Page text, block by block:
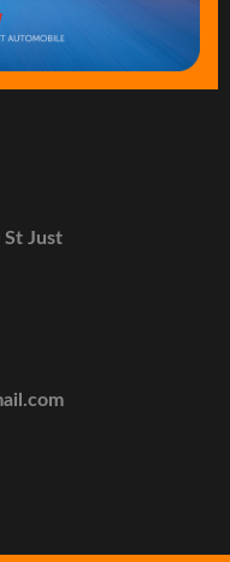
St Just